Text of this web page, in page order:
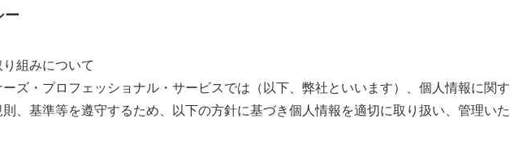
ー
組みについて
ズ・プロフェッショナル・サービスでは（以下、弊社といいます）、個人情報に関す
、基準等を遵守するため、以下の方針に基づき個人情報を適切に取り扱い、管理いた